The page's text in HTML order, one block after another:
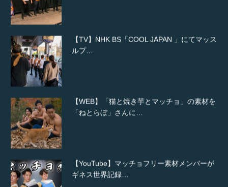
ルプ…
「ねとらぼ」さんに…
ギネス世界記録…